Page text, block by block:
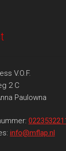
V.O.F.
2 C
Paulowna
info@mflap.nl